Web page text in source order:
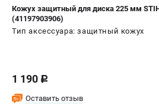
Кожух защитный для диска 225 мм
(41197903906)
Тип аксессуара: защитный кожух
1 190 c
Оставить отзыв